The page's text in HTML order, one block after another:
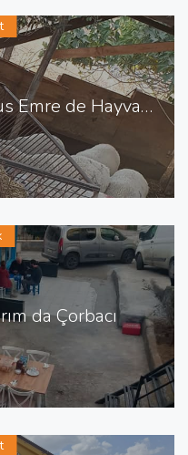
Dereli Hayvancılık Yunus Emre de Hayvancılık Besicilik
da Çorbacı